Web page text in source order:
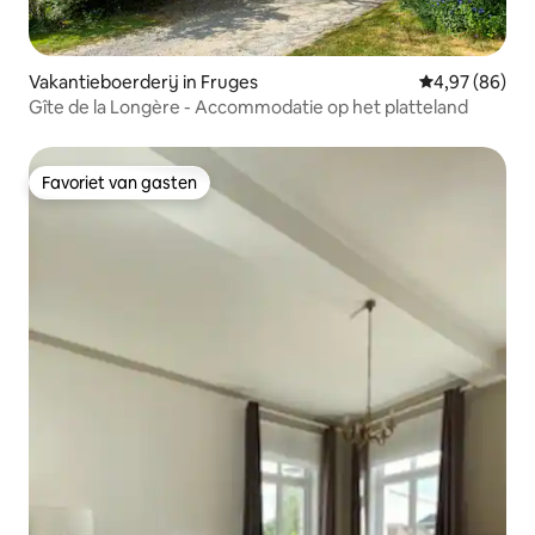
Vakantieboerderij in Fruges Gemiddelde
4,97 (86)
Gîte de la Longère - Accommodatie op het platteland
Favoriet van gasten
Favoriet van gasten